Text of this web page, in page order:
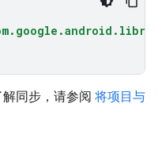
同步，请参阅 将项目与